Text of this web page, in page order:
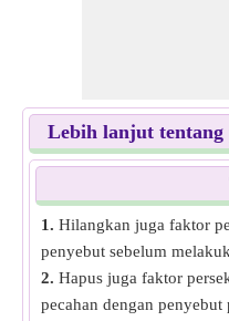
Lebih lanjut tentang
1. Hilangkan juga faktor
penyebut sebelum
2. Hapus juga faktor
pecahan dengan